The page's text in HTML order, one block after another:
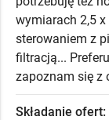
wymiarach 2,5
sterowaniem z
filtracją...
zapoznam się z
Składanie ofert: